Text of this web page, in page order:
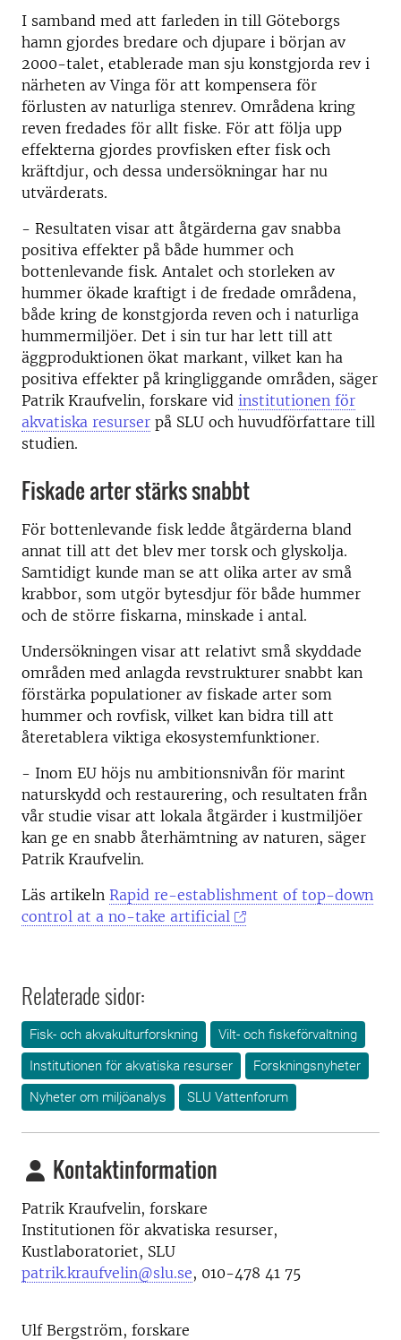
I samband med att farleden in till Göteborgs
hamn gjordes bredare och djupare i början av
2000-talet, etablerade man sju konstgjorda rev i
närheten av Vinga för att kompensera för
förlusten av naturliga stenrev. Områdena kring
reven fredades för allt fiske. För att följa upp
effekterna gjordes provfisken efter fisk och
kräftdjur, och dessa undersökningar har nu
utvärderats.
- Resultaten visar att åtgärderna gav snabba
positiva effekter på både hummer och
bottenlevande fisk. Antalet och storleken av
hummer ökade kraftigt i de fredade områdena,
både kring de konstgjorda reven och i naturliga
hummermiljöer. Det i sin tur har lett till att
äggproduktionen ökat markant, vilket kan ha
positiva effekter på kringliggande områden, säger
Patrik Kraufvelin, forskare vid institutionen för
akvatiska resurser på SLU och huvudförfattare till
studien.
Fiskade arter stärks snabbt
För bottenlevande fisk ledde åtgärderna bland
annat till att det blev mer torsk och glyskolja.
Samtidigt kunde man se att olika arter av små
krabbor, som utgör bytesdjur för både hummer
och de större fiskarna, minskade i antal.
Undersökningen visar att relativt små skyddade
områden med anlagda revstrukturer snabbt kan
förstärka populationer av fiskade arter som
hummer och rovfisk, vilket kan bidra till att
återetablera viktiga ekosystemfunktioner.
- Inom EU höjs nu ambitionsnivån för marint
naturskydd och restaurering, och resultaten från
vår studie visar att lokala åtgärder i kustmiljöer
kan ge en snabb återhämtning av naturen, säger
Patrik Kraufvelin.
Läs artikeln Rapid re-establishment of top-down
control at a no-take artificial
Relaterade sidor:
Fisk- och akvakulturforskning
Vilt- och fiskeförvaltning
Institutionen för akvatiska resurser
Forskningsnyheter
Nyheter om miljöanalys
SLU Vattenforum
Kontaktinformation
Patrik Kraufvelin, forskare
Institutionen för akvatiska resurser,
Kustlaboratoriet, SLU
patrik.kraufvelin@slu.se, 010-478 41 75
Ulf Bergström, forskare